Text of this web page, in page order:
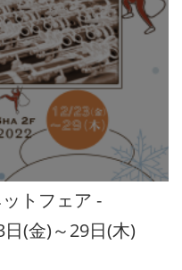
トフェア -
(金)～29日(木)